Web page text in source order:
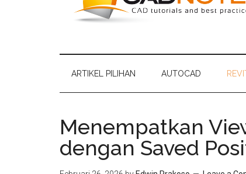
ARTIKEL PILIHAN AUTOCAD
Menempatkan
dengan Saved